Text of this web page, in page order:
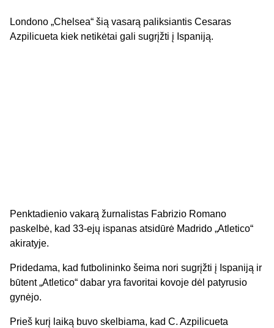
Londono „Chelsea“ šią vasarą paliksiantis Cesaras
Azpilicueta kiek netikėtai gali sugrįžti į Ispaniją.
Penktadienio vakarą žurnalistas Fabrizio Romano
paskelbė, kad 33-ejų ispanas atsidūrė Madrido „Atletico“
akiratyje.
Pridedama, kad futbolininko šeima nori sugrįžti į Ispaniją ir
būtent „Atletico“ dabar yra favoritai kovoje dėl patyrusio
gynėjo.
Prieš kurį laiką buvo skelbiama, kad C. Azpilicueta